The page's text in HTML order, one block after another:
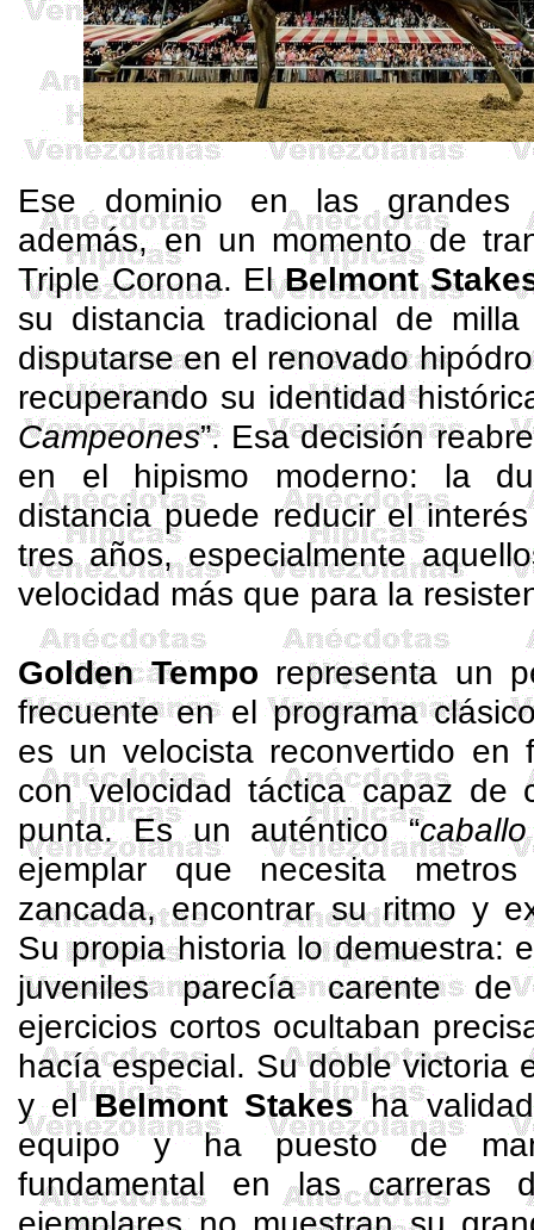
Ese dominio en las grandes
además, en un momento de
Triple Corona. ElBelmont
su distancia tradicional de
disputarse en el renovado
recuperando su identidad
Campeones”. Esa decisión
en el hipismo moderno: la
distancia puede reducir el
tres años, especialmente
velocidad más que para la
Golden Tempo representa un
frecuente en el programa
es un velocista reconvertido en
con velocidad táctica capaz de
punta. Es un auténtico “
ejemplar que necesita
zancada, encontrar su ritmo y
Su propia historia lo demuestra:
juveniles parecía carente
ejercicios cortos ocultaban
hacía especial. Su doble victoria
y elBelmont Stakesha
equipo y ha puesto de
fundamental en las carreras